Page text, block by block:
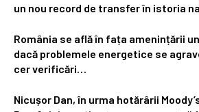
un nou record de transfer în istoria
România se află în fața amenințării
dacă problemele energetice se
cer verificări…
Nicușor Dan, în urma hotărârii